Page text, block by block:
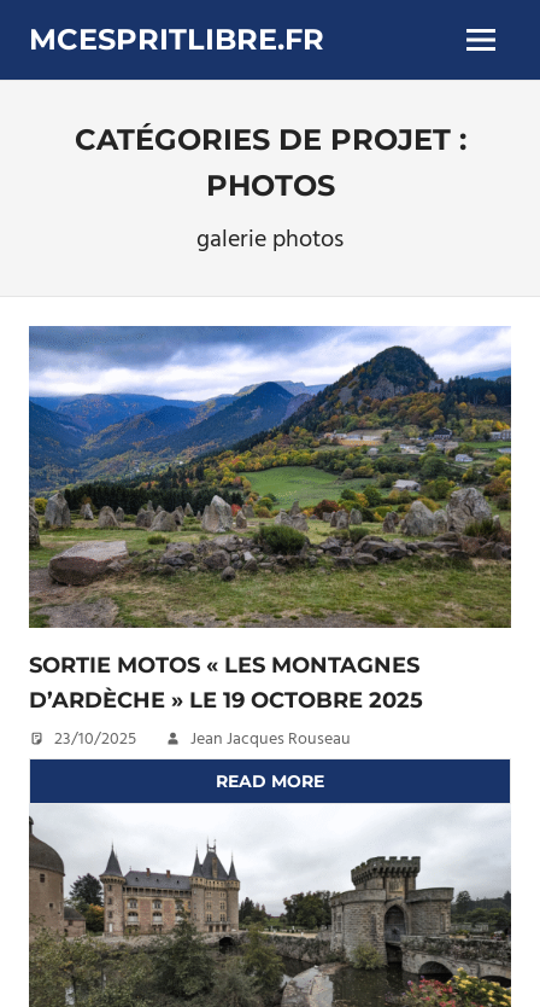
content
MCESPRITLIBRE.FR Menu
CATÉGORIES DE PROJET :
PHOTOS
galerie photos
SORTIE MOTOS « LES MONTAGNES
D’ARDÈCHE » LE 19 OCTOBRE 2025
23/10/2025 Jean Jacques Rouseau
READ MORE